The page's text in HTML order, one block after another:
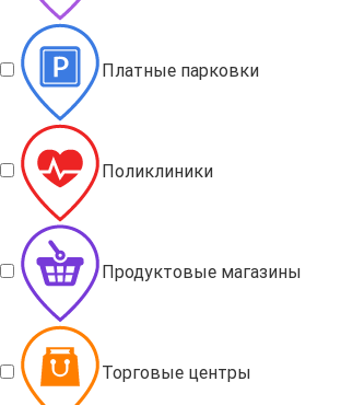
Платные парковки
Поликлиники
Продуктовые магазины
Торговые центры